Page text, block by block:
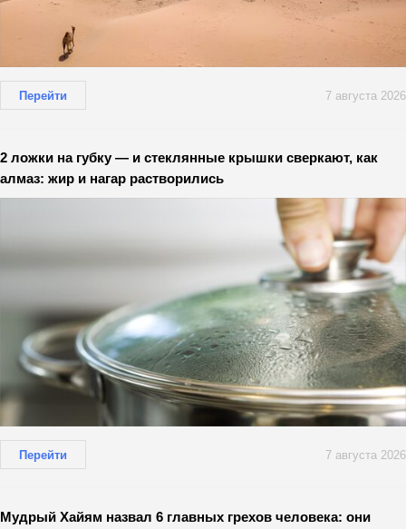
Перейти 7 августа 2026
2 ложки на губку — и стеклянные крышки сверкают, как
алмаз: жир и нагар растворились
Перейти 7 августа 2026
Мудрый Хайям назвал 6 главных грехов человека: они